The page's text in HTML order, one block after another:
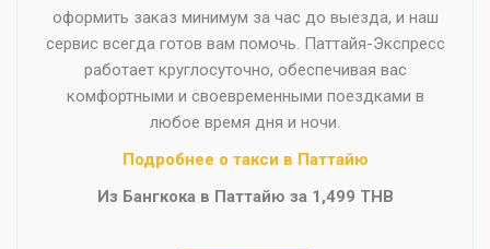
оформить заказ минимум за час до выезда, и наш
сервис всегда готов вам помочь. Паттайя-Экспресс
работает круглосуточно, обеспечивая вас
комфортными и своевременными поездками в
любое время дня и ночи.
Подробнее о такси в Паттайю
Из Бангкока в Паттайю за 1,499 THB